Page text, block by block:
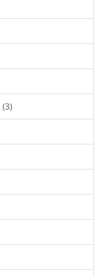
(3)